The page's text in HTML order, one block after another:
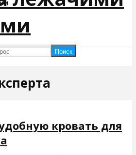
Поиск
Поиск
кровать для